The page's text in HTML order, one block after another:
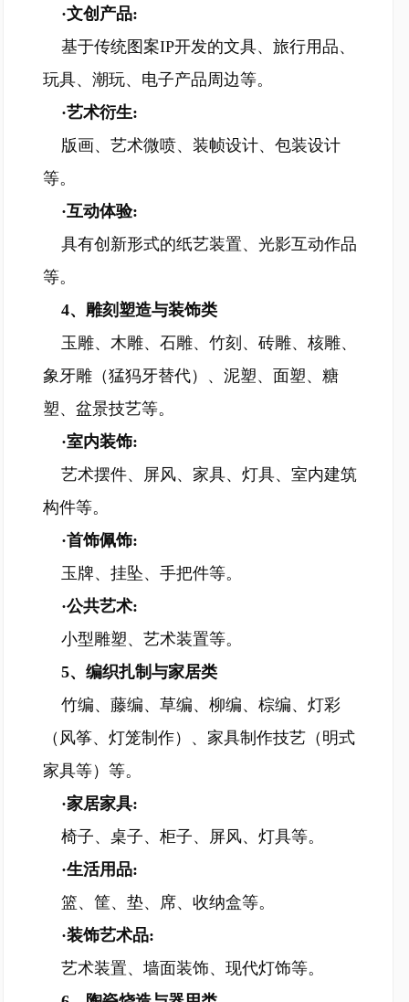
·文创产品:
基于传统图案IP开发的文具、旅行用品、
玩具、潮玩、电子产品周边等。
·艺术衍生:
版画、艺术微喷、装帧设计、包装设计
等。
·互动体验:
具有创新形式的纸艺装置、光影互动作品
等。
4、雕刻塑造与装饰类
玉雕、木雕、石雕、竹刻、砖雕、核雕、
象牙雕（猛犸牙替代）、泥塑、面塑、糖
塑、盆景技艺等。
·室内装饰:
艺术摆件、屏风、家具、灯具、室内建筑
构件等。
·首饰佩饰:
玉牌、挂坠、手把件等。
·公共艺术:
小型雕塑、艺术装置等。
5、编织扎制与家居类
竹编、藤编、草编、柳编、棕编、灯彩
（风筝、灯笼制作）、家具制作技艺（明式
家具等）等。
·家居家具:
椅子、桌子、柜子、屏风、灯具等。
·生活用品:
篮、筐、垫、席、收纳盒等。
·装饰艺术品:
艺术装置、墙面装饰、现代灯饰等。